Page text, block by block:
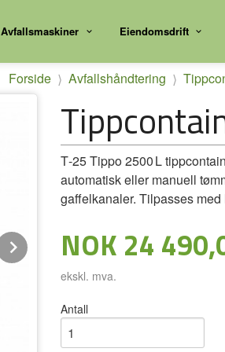
Avfallsmaskiner Eiendomsdrift
Forside Avfallshåndtering
T‑25 Tippo 2500 L
automatisk eller manuell
gaffelkanaler. Tilpasses med
Pris
NOK 24
ekskl. mva.
Antall